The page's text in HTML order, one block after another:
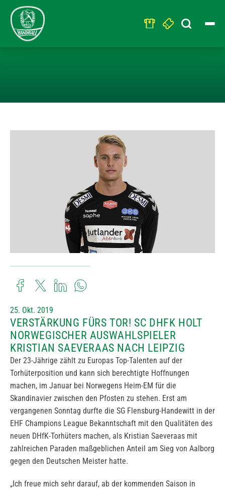
Search
for:
25. Okt. 2019
VERSTÄRKUNG FÜRS TOR! SC DHFK HOLT
NORWEGISCHER AUSWAHLSPIELER
KRISTIAN SAEVERAAS NACH LEIPZIG
Der 23-Jährige zählt zu Europas Top-Talenten auf der
Torhüterposition und kann sich berechtigte Hoffnungen
machen, im Januar bei Norwegens Heim-EM für die
Skandinavier zwischen den Pfosten zu stehen. Erst am
vergangenen Sonntag durfte die SG Flensburg-Handewitt in der
EHF Champions League Bekanntschaft mit den Qualitäten des
neuen DHfK-Torhüters machen, als Kristian Saeveraas mit
zahlreichen Paraden maßgeblichen Anteil am Sieg von Aalborg
gegen den Deutschen Meister hatte.
„Ich freue mich sehr darauf, ab der kommenden Saison in